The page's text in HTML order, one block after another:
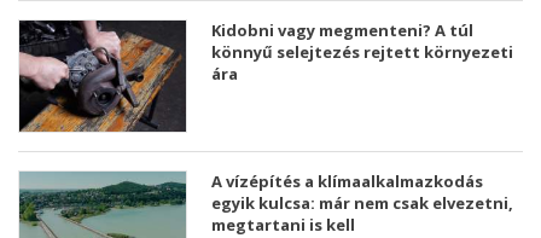
Kidobni vagy megmenteni? A túl
könnyű selejtezés rejtett környezeti
ára
A vízépítés a klímaalkalmazkodás
egyik kulcsa: már nem csak elvezetni,
megtartani is kell